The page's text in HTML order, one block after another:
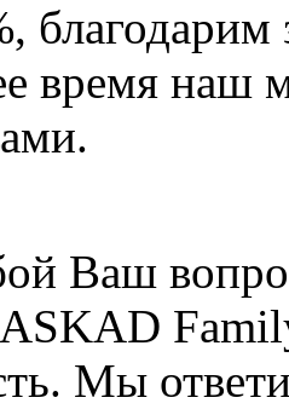
, благодарим
время наш
Ваш
Мы